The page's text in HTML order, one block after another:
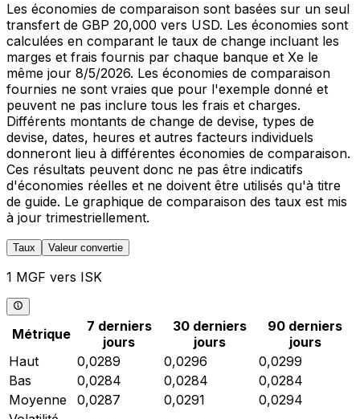
Les économies de comparaison sont basées sur un seul
transfert de GBP 20,000 vers USD. Les économies sont
calculées en comparant le taux de change incluant les
marges et frais fournis par chaque banque et Xe le
même jour 8/5/2026. Les économies de comparaison
fournies ne sont vraies que pour l'exemple donné et
peuvent ne pas inclure tous les frais et charges.
Différents montants de change de devise, types de
devise, dates, heures et autres facteurs individuels
donneront lieu à différentes économies de comparaison.
Ces résultats peuvent donc ne pas être indicatifs
d'économies réelles et ne doivent être utilisés qu'à titre
de guide. Le graphique de comparaison des taux est mis
à jour trimestriellement.
Taux Valeur convertie
1 MGF vers ISK
Métrique
7 derniers
jours
30 derniers
jours
90 derniers
jours
Haut
0,0289 0,0296
0,0299
Bas
0,0284 0,0284
0,0284
Moyenne
0,0287 0,0291
0,0294